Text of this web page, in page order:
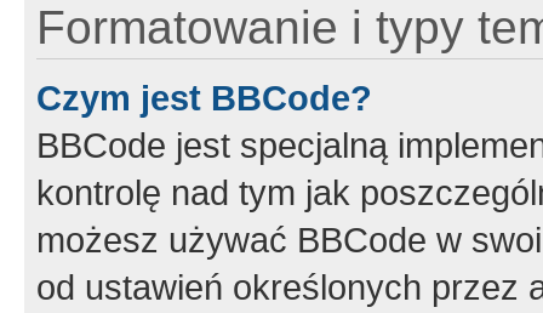
Formatowanie i typy
Czym jest BBCode?
BBCode jest specjalną
kontrolę nad tym jak
możesz używać BBCode w
od ustawień określonych przez